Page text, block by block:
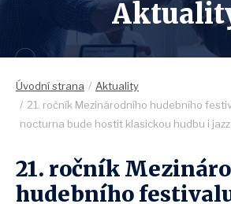
Úvodní strana
Aktuality
21. ročník Mezinárodního hudebního
nocturna bude hostit klasickou hudbu i jazz
21. ročník
hudebního